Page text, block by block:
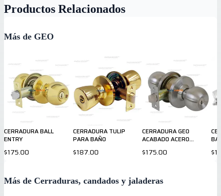
Productos Relacionados
Más de GEO
CERRADURA BALL
ENTRY
$175.00
CERRADURA TULIP
PARA BAÑO
$187.00
CERRADURA GEO
ACABADO ACERO
$175.00
Más de Cerraduras, candados y jaladeras